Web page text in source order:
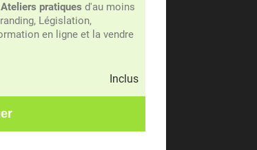
pratiques d'au moins
Législation,
en ligne et la vendre
Inclus